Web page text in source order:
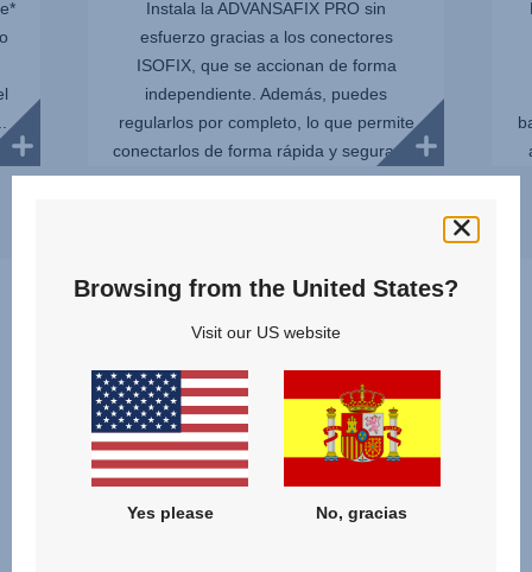
Instala la ADVANSAFIX PRO sin
esfuerzo gracias a los conectores
ISOFIX, que se accionan de forma
independiente. Además, puedes
regularlos por completo, lo que permite
conectarlos de forma rápida y segura sin
dañar l...
¿Qué producto es mejor para
mí y para mi hijo?
¡Descubre y compara nuestros modelos de la categoría
SILLAS DE COCHE COMBINADAS
Browsing from the United States?
Visit our US website
Yes please No, gracias